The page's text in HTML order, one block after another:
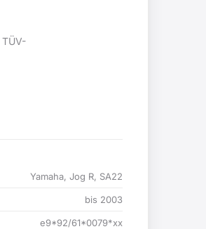
Yamaha, Jog R, SA22
bis 2003
e9*92/61*0079*xx